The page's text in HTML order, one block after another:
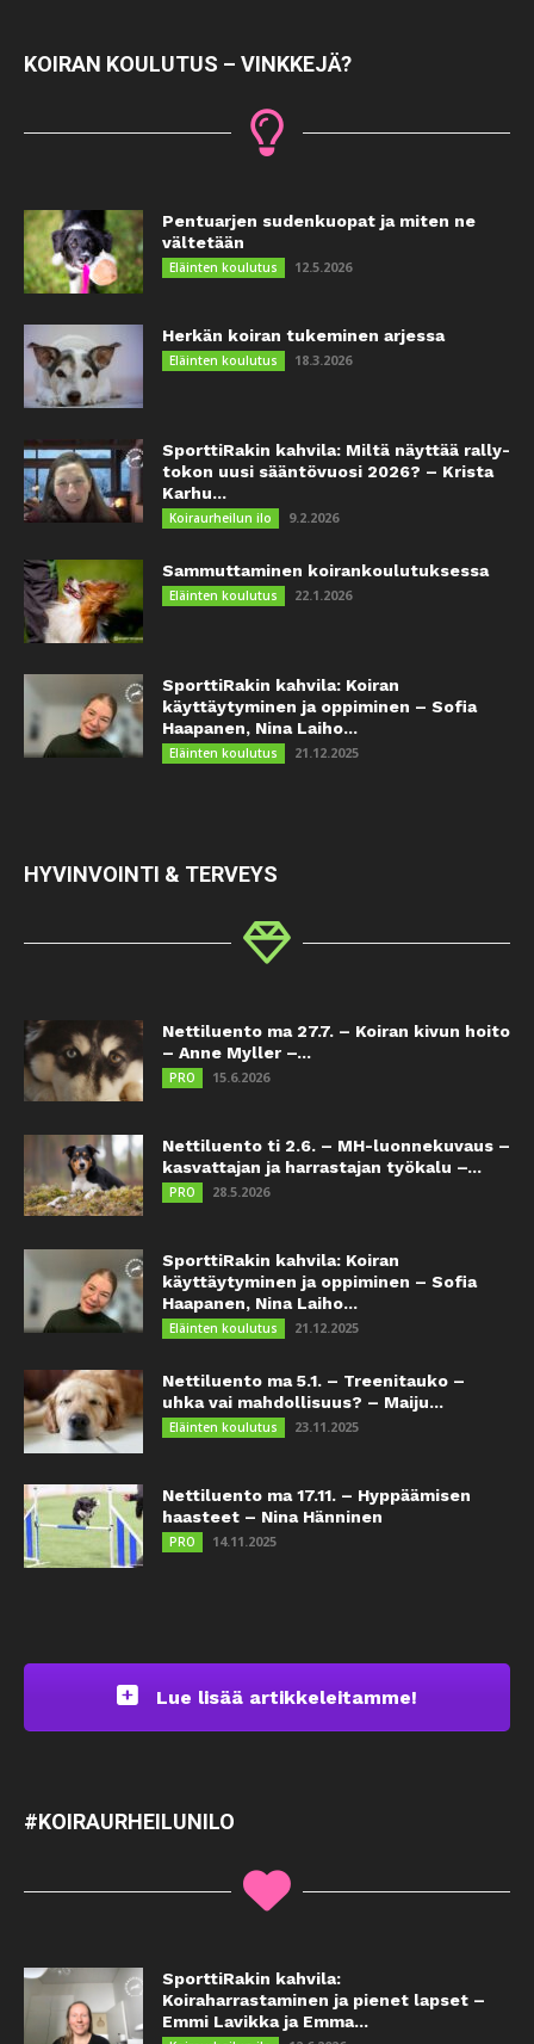
KOIRAN KOULUTUS – VINKKEJÄ?
Pentuarjen sudenkuopat ja miten ne
vältetään
Eläinten koulutus 12.5.2026
Herkän koiran tukeminen arjessa
Eläinten koulutus 18.3.2026
SporttiRakin kahvila: Miltä näyttää rally-
tokon uusi sääntövuosi 2026? – Krista
Karhu...
Koiraurheilun ilo 9.2.2026
Sammuttaminen koirankoulutuksessa
Eläinten koulutus 22.1.2026
SporttiRakin kahvila: Koiran
käyttäytyminen ja oppiminen – Sofia
Haapanen, Nina Laiho...
Eläinten koulutus 21.12.2025
HYVINVOINTI & TERVEYS
Nettiluento ma 27.7. – Koiran kivun hoito
– Anne Myller –...
PRO 15.6.2026
Nettiluento ti 2.6. – MH-luonnekuvaus –
kasvattajan ja harrastajan työkalu –...
PRO 28.5.2026
SporttiRakin kahvila: Koiran
käyttäytyminen ja oppiminen – Sofia
Haapanen, Nina Laiho...
Eläinten koulutus 21.12.2025
Nettiluento ma 5.1. – Treenitauko –
uhka vai mahdollisuus? – Maiju...
Eläinten koulutus 23.11.2025
Nettiluento ma 17.11. – Hyppäämisen
haasteet – Nina Hänninen
PRO 14.11.2025
Lue lisää artikkeleitamme!
#KOIRAURHEILUNILO
SporttiRakin kahvila:
Koiraharrastaminen ja pienet lapset –
Emmi Lavikka ja Emma...